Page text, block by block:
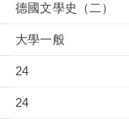
德國文學史（二）
大學一般
24
24